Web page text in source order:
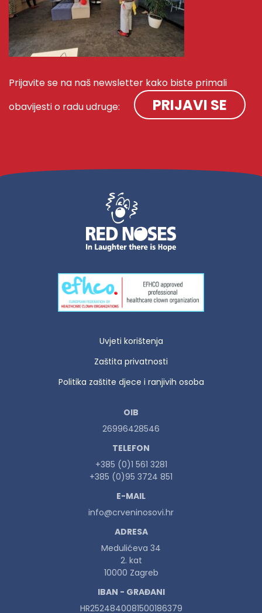
Prijavite se na naš newsletter kako biste primali
obavijesti o radu udruge:
PRIJAVI SE
Uvjeti korištenja
Zaštita privatnosti
Politika zaštite djece i ranjivih osoba
OIB
26996428546
TELEFON
+385 (0)1 561 3281
+385 (0)95 3724 851
E-MAIL
info@crveninosovi.hr
ADRESA
Medulićeva 34
2. kat
10000 Zagreb
IBAN - GRAĐANI
HR2524840081500186379